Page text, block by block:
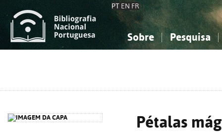
PT EN FR
Sobre Pesquisa
Pétalas